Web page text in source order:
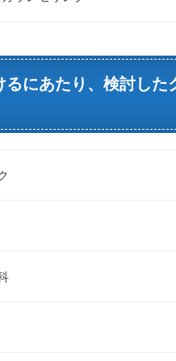
にあたり、検討した